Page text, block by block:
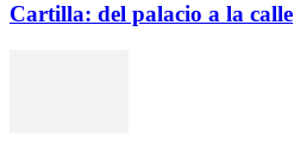
Cartilla: del palacio a la calle